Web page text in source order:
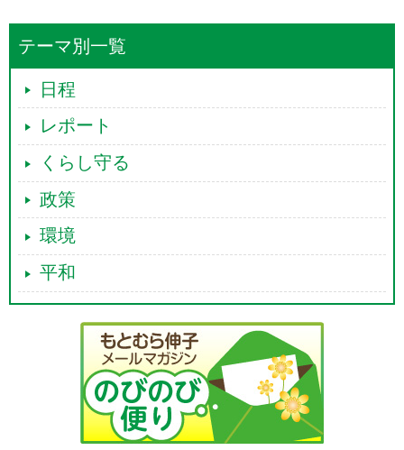
テーマ別一覧
日程
レポート
くらし守る
政策
環境
平和